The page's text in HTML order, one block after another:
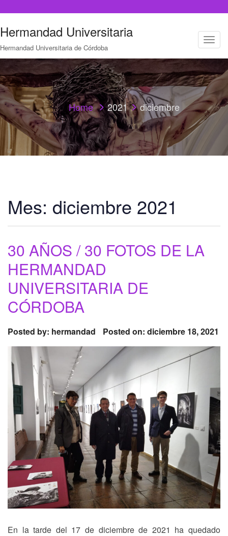
Hermandad Universitaria
Hermandad Universitaria de Córdoba
T
o
g
l
e
n
a
v
i
Home 2021 diciembre
Mes: diciembre 2021
30 AÑOS / 30 FOTOS DE LA
HERMANDAD
UNIVERSITARIA DE
CÓRDOBA
Posted by: hermandad Posted on: diciembre 18, 2021
En la tarde del 17 de diciembre de 2021 ha quedado